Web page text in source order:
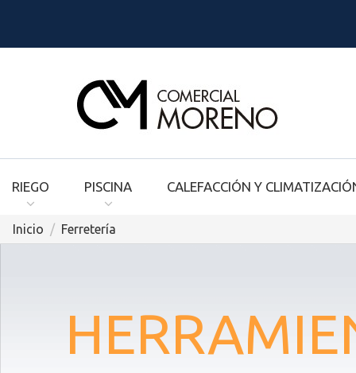
RIEGO PISCINA CALEFACCIÓN Y
Inicio Ferretería